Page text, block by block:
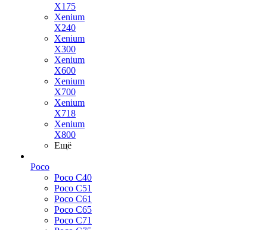
X175
Xenium
X240
Xenium
X300
Xenium
X600
Xenium
X700
Xenium
X718
Xenium
X800
Ещё
Poco
Poco C40
Poco C51
Poco C61
Poco C65
Poco C71